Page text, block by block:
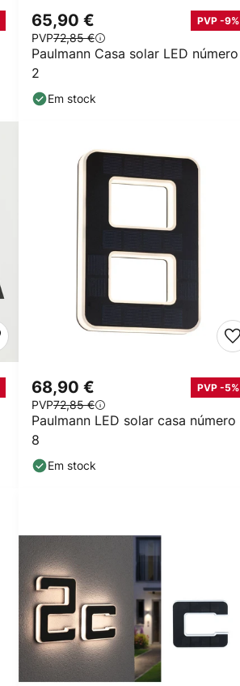
Paulmann Casa solar LED número
2
65,90 € PVP -9%
PVP72,85 €
Em stock
Paulmann LED solar casa número
8
68,90 € PVP -5%
PVP72,85 €
Em stock